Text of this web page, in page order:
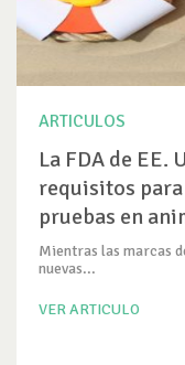
ARTICULOS
La FDA de EE.
requisitos
pruebas en
Mientras las marcas
nuevas...
VER ARTICULO